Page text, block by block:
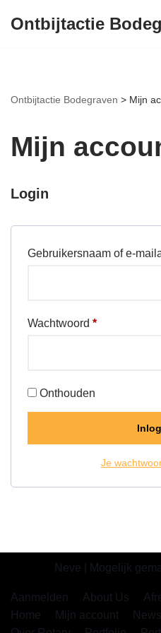
inhoud
Ontbijtactie
Ontbijtactie Bodegraven > Mijn
Mijn
Login
Gebruikersnaam of e-
Wachtwoord *
Onthouden
Je
Neve | Mogelijk
Aanmelden About Us
Home
Mijn account News